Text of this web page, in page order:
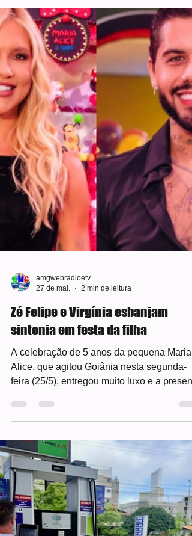
helicóptero particular, para se apresentar à
seleção brasileira e começar os
para a Copa do Mundo de 2026. O atacante
teve seu primeiro encontro com o técnico
Carlo Ancelotti e recebeu um abraço do
italiano. Nesta quarta, pela programação do
dia, todos os atletas passarão por uma
bateria de avaliações físicas e clínicas.
isso, a comissão técnica, que no momento
apenas monitora a situaçã
amgwebradioetv
27 de mai.
2 min de leitura
Alice, que agitou Goiânia nesta segunda-
feira (25/5), entregou muito luxo e a
de celebridades. No entanto, os holofotes
voltaram mesmo para a impressionante
proximidade entre Virginia Fonseca e Zé
Felipe, despertando o otimismo de